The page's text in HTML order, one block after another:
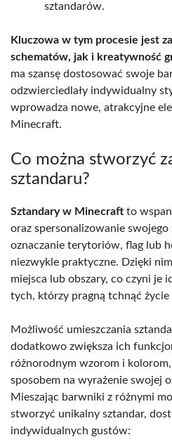
sztandarów.
Kluczowa w tym procesie jest
schematów, jak i kreatywność
ma szansę dostosować swoje
odzwierciedlały indywidualny
wprowadza nowe, atrakcyjne
Minecraft.
Co można stworzyć
sztandaru?
Sztandary w Minecraft to
oraz spersonalizowanie
oznaczanie terytoriów, flag lub
niezwykle praktyczne. Dzięki
miejsca lub obszary, co czyni je
tych, którzy pragną tchnąć
Możliwość umieszczania
dodatkowo zwiększa ich
różnorodnym wzorom i
sposobem na wyrażenie swojej
Mieszając barwniki z różnymi
stworzyć unikalny sztandar,
indywidualnych gustów: